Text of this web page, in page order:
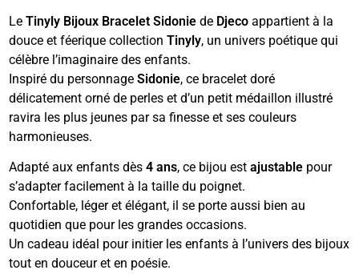
LeTinyly Bijoux Bracelet Sidonie de Djeco appartient à la
douce et féerique collectionTinyly, un univers poétique qui
célèbre l’imaginaire des enfants.
Inspiré du personnageSidonie, ce bracelet doré
délicatement orné de perles et d’un petit médaillon illustré
ravira les plus jeunes par sa finesse et ses couleurs
harmonieuses.
Adapté aux enfants dès4 ans, ce bijou estajustable pour
s’adapter facilement à la taille du poignet.
Confortable, léger et élégant, il se porte aussi bien au
quotidien que pour les grandes occasions.
Un cadeau idéal pour initier les enfants à l’univers des bijoux
tout en douceur et en poésie.